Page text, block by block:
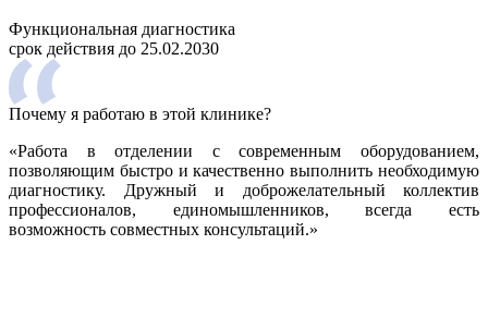
Функциональная диагностика
срок действия до 25.02.2030
Почему я работаю в этой клинике?
«Работа в отделении с современным оборудованием,
позволяющим быстро и качественно выполнить необходимую
диагностику. Дружный и доброжелательный коллектив
профессионалов, единомышленников, всегда есть
возможность совместных консультаций.»